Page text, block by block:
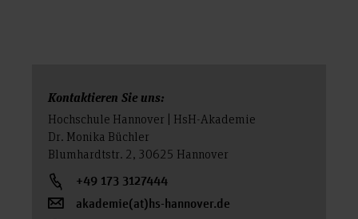
Kontaktieren Sie uns:
Hochschule Hannover | HsH-Akademie
Dr. Monika Büchler
Blumhardtstr. 2, 30625 Hannover
+49 173 3127444
akademie(at)hs-hannover.de